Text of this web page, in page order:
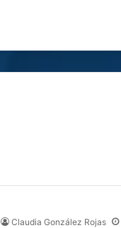
Claudia González Rojas